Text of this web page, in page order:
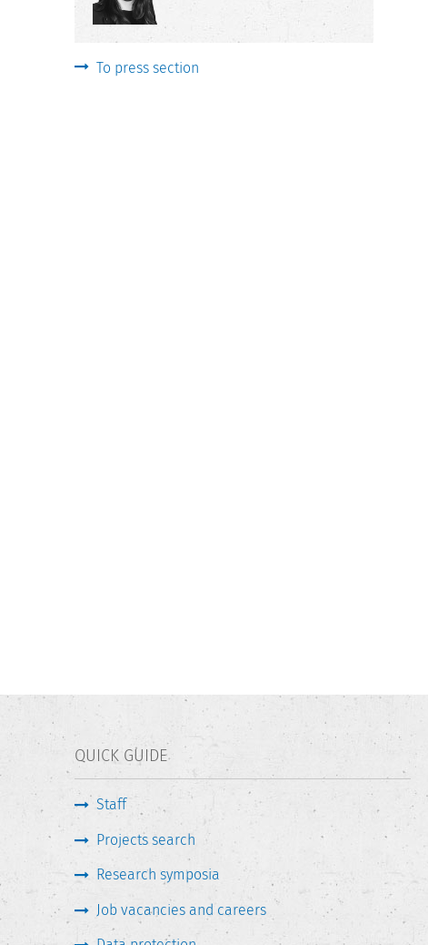
To press section
QUICK GUIDE
Staff
Projects search
Research symposia
Job vacancies and careers